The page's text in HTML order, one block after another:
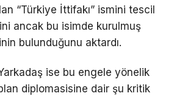
“Türkiye İttifakı” ismini tescil
ancak bu isimde kurulmuş
bulunduğunu aktardı.
ise bu engele yönelik
diplomasisine dair şu kritik